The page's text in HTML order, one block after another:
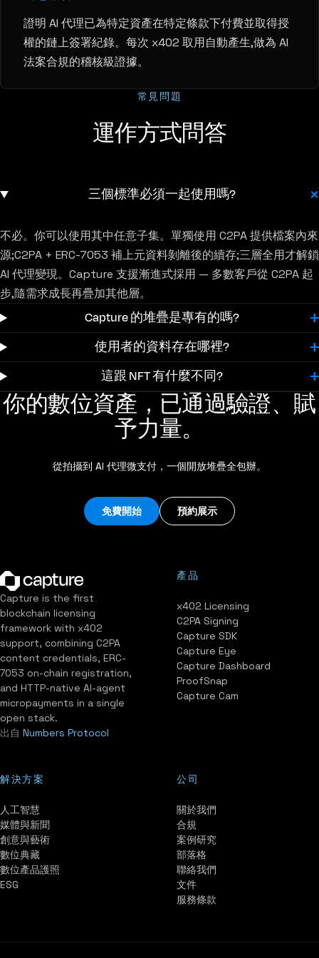
證明 AI 代理已為特定資產在特定條款下付費並取得授
權的鏈上簽署紀錄。每次 x402 取用自動產生,做為 AI
法案合規的稽核級證據。
常見問題
運作方式問答
三個標準必須一起使用嗎?
不必。你可以使用其中任意子集。單獨使用 C2PA 提供檔案內來
源;C2PA + ERC-7053 補上元資料剝離後的續存;三層全用才解鎖
AI 代理變現。Capture 支援漸進式採用 — 多數客戶從 C2PA 起
步,隨需求成長再疊加其他層。
Capture 的堆疊是專有的嗎?
使用者的資料存在哪裡?
這跟 NFT 有什麼不同?
你的數位資產，已通過驗證、賦
予力量。
從拍攝到 AI 代理微支付，一個開放堆疊全包辦。
免費開始 預約展示
Capture is the first
blockchain licensing
framework with x402
support, combining C2PA
content credentials, ERC-
7053 on-chain registration,
and HTTP-native AI-agent
micropayments in a single
open stack.
出自 Numbers Protocol
產品
x402 Licensing
C2PA Signing
Capture SDK
Capture Eye
Capture Dashboard
ProofSnap
Capture Cam
解決方案
人工智慧
媒體與新聞
創意與藝術
數位典藏
數位產品護照
ESG
公司
關於我們
合規
案例研究
部落格
聯絡我們
文件
服務條款